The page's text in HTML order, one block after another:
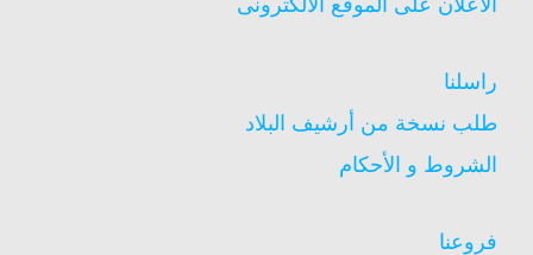
راسلنا
طلب نسخة من أرشيف البلاد
الشروط و الأحكام
فروعنا